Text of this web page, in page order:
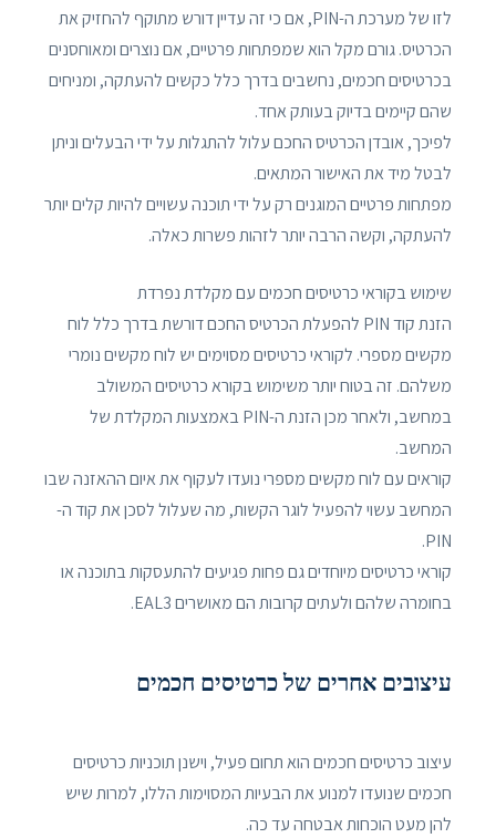
לזו של מערכת ה-PIN, אם כי זה עדיין דורש מתוקף להחזיק את
הכרטיס. גורם מקל הוא שמפתחות פרטיים, אם נוצרים ומאוחסנים
בכרטיסים חכמים, נחשבים בדרך כלל כקשים להעתקה, ומניחים
שהם קיימים בדיוק בעותק אחד.
לפיכך, אובדן הכרטיס החכם עלול להתגלות על ידי הבעלים וניתן
לבטל מיד את האישור המתאים.
מפתחות פרטיים המוגנים רק על ידי תוכנה עשויים להיות קלים יותר
להעתקה, וקשה הרבה יותר לזהות פשרות כאלה.
שימוש בקוראי כרטיסים חכמים עם מקלדת נפרדת
הזנת קוד PIN להפעלת הכרטיס החכם דורשת בדרך כלל לוח
מקשים מספרי. לקוראי כרטיסים מסוימים יש לוח מקשים נומרי
משלהם. זה בטוח יותר משימוש בקורא כרטיסים המשולב
במחשב, ולאחר מכן הזנת ה-PIN באמצעות המקלדת של
המחשב.
קוראים עם לוח מקשים מספרי נועדו לעקוף את איום ההאזנה שבו
המחשב עשוי להפעיל לוגר הקשות, מה שעלול לסכן את קוד ה-
PIN.
קוראי כרטיסים מיוחדים גם פחות פגיעים להתעסקות בתוכנה או
בחומרה שלהם ולעתים קרובות הם מאושרים EAL3.
עיצובים אחרים של כרטיסים חכמים
עיצוב כרטיסים חכמים הוא תחום פעיל, וישנן תוכניות כרטיסים
חכמים שנועדו למנוע את הבעיות המסוימות הללו, למרות שיש
להן מעט הוכחות אבטחה עד כה.